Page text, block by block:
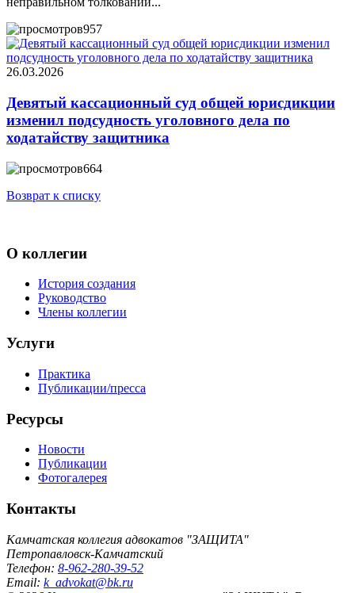
957
26.03.2026
Девятый кассационный суд общей юрисдикции
изменил подсудность уголовного дела по
ходатайству защитника
664
Возврат к списку
О коллегии
История создания
Руководство
Члены коллегии
Услуги
Практика
Публикации/пресса
Ресурсы
Новости
Публикации
Фотогалерея
Контакты
Камчатская коллегия адвокатов "ЗАЩИТА"
Петропавловск-Камчатский
Телефон: 8-962-280-39-52
Email: k_advokat@bk.ru